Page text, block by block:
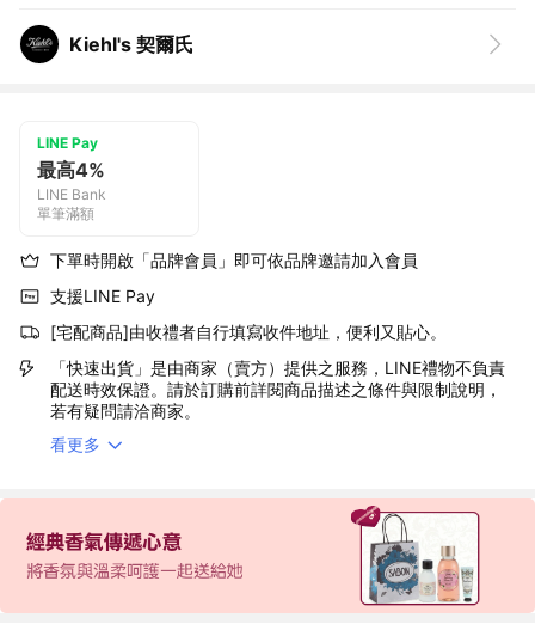
Kiehl's 契爾氏
LINE Pay
最高4%
LINE Bank
單筆滿額
下單時開啟「品牌會員」即可依品牌邀請加入會員
支援LINE Pay
[宅配商品]由收禮者自行填寫收件地址，便利又貼心。
「快速出貨」是由商家（賣方）提供之服務，LINE禮物不負責
配送時效保證。請於訂購前詳閱商品描述之條件與限制說明，
若有疑問請洽商家。
看更多